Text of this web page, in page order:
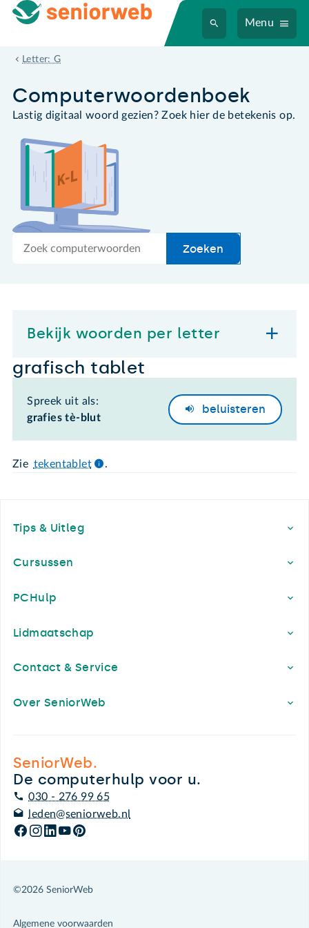
Menu
Letter: G
grafisch tablet
Computer­woordenboek
Lastig digitaal woord gezien? Zoek hier de betekenis op.
Zoek
Zoeken
Bekijk woorden per letter
grafisch tablet
Spreek uit als:
grafies tè-blut
beluisteren
Zie tekentablet .
Tips & Uitleg
Cursussen
PCHulp
Lidmaatschap
Contact & Service
Over SeniorWeb
SeniorWeb.
De computerhulp voor u.
030 - 276 99 65
leden@seniorweb.nl
©2026 SeniorWeb
Algemene voorwaarden